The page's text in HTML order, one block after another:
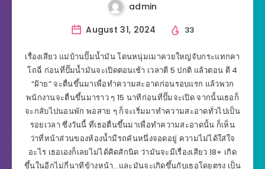
admin
August 31, 2024
33
เรื่องเสียว แม่บ้านปั๊มน้ำมัน โดนหนุ่มเมาควยใหญ่จับกระแทกคา
โถฉี่ ก่อนที่ปั๊มน้ำมันจะเปิดตอนเช้า เวลาตี 5 ปกติ แล้วตอน ตี 4
“ฝ้าย” จะตื่นขึ้นมาเพื่อทำความสะอาดก่อนรอบแรก แล้วพวก
พนักงานจะตื่นขึ้นมาราว ๆ 15 นาทีก่อนที่ปั๊มจะเปิด จากนั้นเธอก็
จะกลับไปนอนพัก พอสาย ๆ ก็จะเริ่มมาทำความสะอาดทั่วไปเป็น
รอยเวลา ซึ่งวันนี้ ที่เธอตื่นขึ้นมาเพื่อทำความสะอาดนั้น ก็เห็น
ว่าที่หน้าส่วนของห้องน้ำมีรถคันหนึ่งจอดอยู่ ความไม่ได้ใส่ใจ
อะไร เธอเองก็เลยไม่ได้คิดสักนิด ว่ามันจะมีเรื่องเสียว 18+ เกิด
ขึ้นในอีกไม่กี่นาทีข้างหน้า…และมันจะเกิดขึ้นกับเธอโดยตรง เป็น